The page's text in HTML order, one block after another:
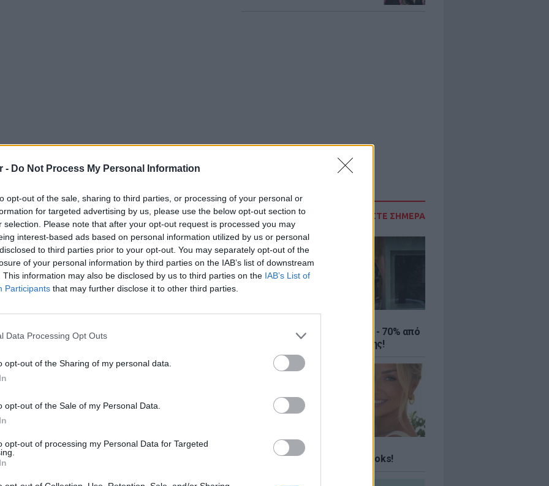
- Do Not Process My Personal Information
opt-out of the sale, sharing to third parties, or processing of your personal or
for targeted advertising by us, please use the below opt-out section to
selection. Please note that after your opt-out request is processed you may
interest-based ads based on personal information utilized by us or personal
to third parties prior to your opt-out. You may separately opt-out of the
of your personal information by third parties on the IAB’s list of downstream
This information may also be disclosed by us to third parties on the IAB’s List of
Participants that may further disclose it to other third parties.
Data Processing Opt Outs
opt-out of the Sharing of my personal data.
opt-out of the Sale of my Personal Data.
opt-out of processing my Personal Data for Targeted
ΔΙΑΒΑΣΤΕ ΣΗΜΕΡΑ
Καλοκαιρινές εκπτώσεις έως - 70% από
τα μεγαλύτερα eshops ένδυσης!
ΚΕΡΔΙΣΤΕ
Κάνε τα ταξίδια σου Travel Books!
από το112σε όσους βρίσκονται στην
τους να παραμείνουν σε ετοιμότητα
δυνάμεων
26 πυροσβέστες
πεζοπόρων τμημάτων
υδροφόρες των τοπικών
δυνάμεις.
σημαντική, δεδομένων των συνθηκών
του κινδύνου επέκτασης της πυρκαγιάς